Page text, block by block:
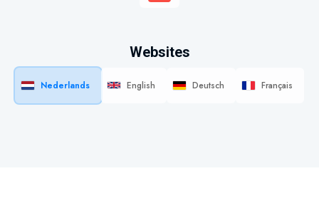
Websites
Nederlands English Deutsch Français